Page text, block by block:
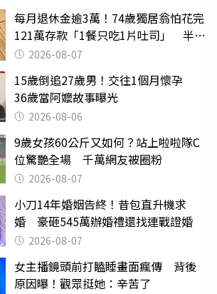
每月退休金逾3萬！74歲獨居翁怕花完
121萬存款「1餐只吃1片吐司」 半年
後暴瘦嚇壞女兒
2026-08-07
15歲倒追27歲男！交往1個月懷孕
36歲當阿嬤故事曝光
2026-08-06
9歲女孩60公斤又如何？站上啦啦隊C
位驚艷全場 千萬網友被圈粉
2026-08-07
小刀14年婚姻告終！昔包直升機求
婚 豪砸545萬辦婚禮還找連戰證婚
2026-08-07
女主播鏡頭前打瞌睡畫面瘋傳 背後
原因曝！觀眾挺她：辛苦了